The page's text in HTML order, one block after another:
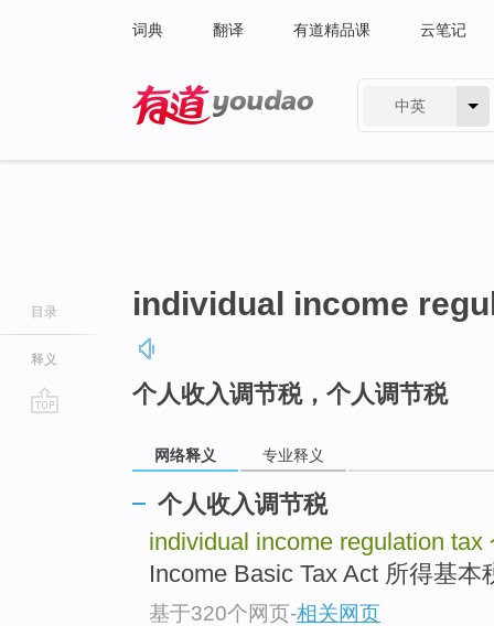
词典 翻译 有道精品课 云笔记
中英
目录
释义
individual income
个人收入调节税，个人调节税
网络释义 专业释义
个人收入调节税
individual income regulation tax
Income Basic Tax Act 所得基本
基于320个网页-相关网页